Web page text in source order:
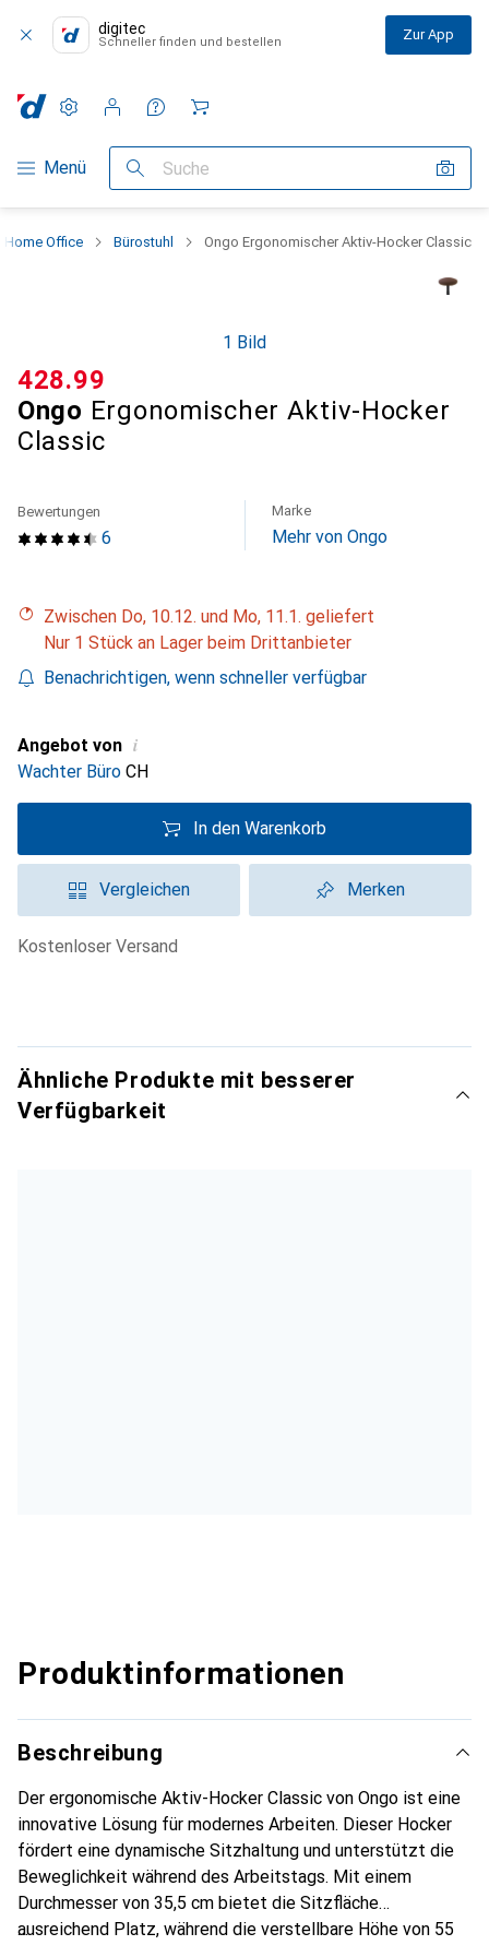
digitec
Schneller finden und bestellen Zur App
Navigation nach Kategorien
Menü Suche
Einstellungen
Kundenkonto
Vergleichslisten
Merklisten
Warenkorb
Office Bürostuhl Ongo Ergonomischer Aktiv-Hocker Classic
1 Bild
Ongo Ergonomischer Aktiv-Hocker
Classic
CHF
428.99
6
Bewertungen Marke
Mehr von Ongo
Zwischen Do, 10.12. und Mo, 11.1. geliefert
Nur 1 Stück an Lager beim Drittanbieter
Benachrichtigen, wenn schneller verfügbar
Angebot von i
Wachter Büro CH
In den Warenkorb
Vergleichen Merken
kostenloser Versand
Ähnliche Produkte mit besserer
Verfügbarkeit
Produktinformationen
Beschreibung
Der ergonomische Aktiv-Hocker Classic von Ongo ist eine
innovative Lösung für modernes Arbeiten. Dieser Hocker
fördert eine dynamische Sitzhaltung und unterstützt die
Beweglichkeit während des Arbeitstags. Mit einem
Durchmesser von 35,5 cm bietet die Sitzfläche
ausreichend Platz, während die verstellbare Höhe von 55